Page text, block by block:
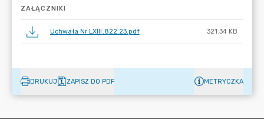
ZAŁĄCZNIKI
Uchwała Nr LXIII.822.23.pdf 321.34 KB
DRUKUJ ZAPISZ DO PDF METRYCZKA